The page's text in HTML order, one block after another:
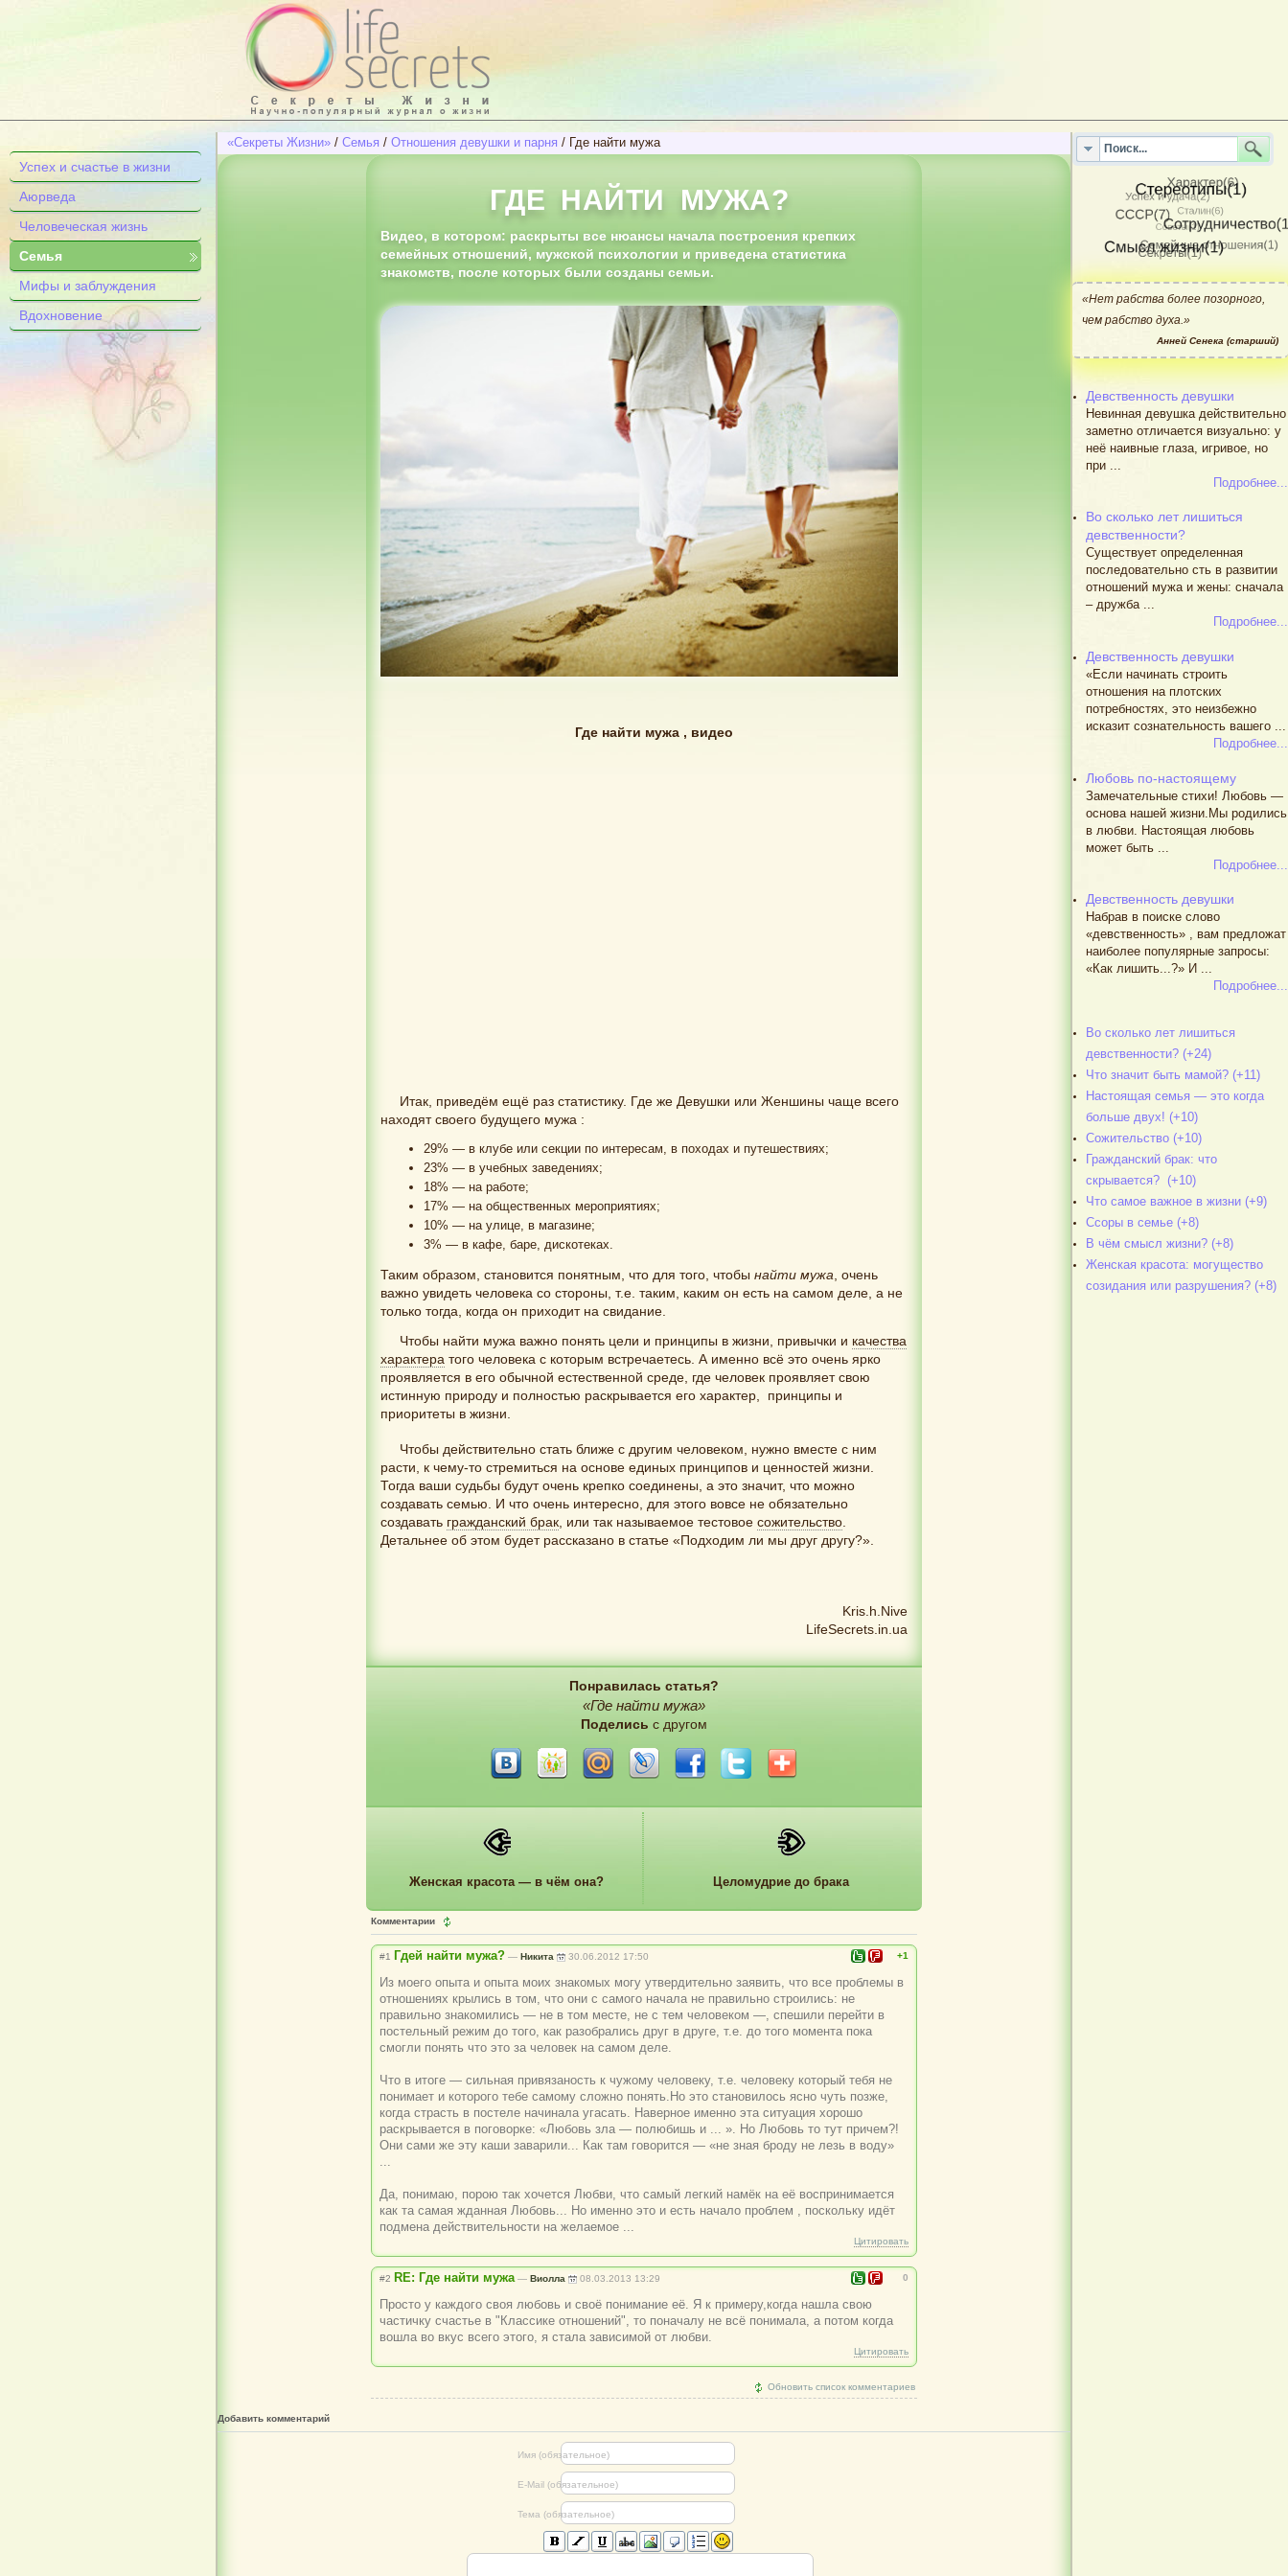
«Секреты Жизни» / Семья / Отношения девушки и парня / Где найти мужа
ГДЕ НАЙТИ МУЖА?
Видео, в котором: раскрыты все нюансы начала построения крепких
семейных отношений, мужской психологии и приведена статистика
знакомств, после которых были созданы семьи.
Где найти мужа , видео
Итак, приведём ещё раз статистику. Где же Девушки или Женшины чаще всего
находят своего будущего мужа :
29% — в клубе или секции по интересам, в походах и путешествиях;
23% — в учебных заведениях;
18% — на работе;
17% — на общественных мероприятиях;
10% — на улице, в магазине;
3% — в кафе, баре, дискотеках.
Таким образом, становится понятным, что для того, чтобы найти мужа , очень
важно увидеть человека со стороны, т.е. таким, каким он есть на самом деле, а не
только тогда, когда он приходит на свидание.
Чтобы найти мужа важно понять цели и принципы в жизни, привычки и качества
характера того человека с которым встречаетесь. А именно всё это очень ярко
проявляется в его обычной естественной среде, где человек проявляет свою
истинную природу и полностью раскрывается его характер, принципы и
приоритеты в жизни.
Чтобы действительно стать ближе с другим человеком, нужно вместе с ним
расти, к чему-то стремиться на основе единых принципов и ценностей жизни.
Тогда ваши судьбы будут очень крепко соединены, а это значит, что можно
создавать семью. И что очень интересно, для этого вовсе не обязательно
создавать гражданский брак, или так называемое тестовое сожительство.
Детальнее об этом будет рассказано в статье «Подходим ли мы друг другу?».
Kris.h.Nive
LifeSecrets.in.ua
Понравилась статья?
«Где найти мужа»
Поделись с другом
Женская красота — в чём она? Целомудрие до брака
Комментарии
+1
#1 Гдей найти мужа? — Никита 30.06.2012 17:50
Из моего опыта и опыта моих знакомых могу утвердительно заявить, что все проблемы в
отношениях крылись в том, что они с самого начала не правильно строились: не
правильно знакомились — не в том месте, не с тем человеком —, спешили перейти в
постельный режим до того, как разобрались друг в друге, т.е. до того момента пока
смогли понять что это за человек на самом деле.
Что в итоге — сильная привязаность к чужому человеку, т.е. человеку который тебя не
понимает и которого тебе самому сложно понять.Но это становилось ясно чуть позже,
когда страсть в постеле начинала угасать. Наверное именно эта ситуация хорошо
раскрывается в поговорке: «Любовь зла — полюбишь и ... ». Но Любовь то тут причем?!
Они сами же эту каши заварили... Как там говорится — «не зная броду не лезь в воду»
...
Да, понимаю, порою так хочется Любви, что самый легкий намёк на её воспринимается
как та самая жданная Любовь... Но именно это и есть начало проблем , поскольку идёт
подмена действительности на желаемое ...
Цитировать
0
#2 RE: Где найти мужа — Виолла 08.03.2013 13:29
Просто у каждого своя любовь и своё понимание её. Я к примеру,когда нашла свою
частичку счастье в "Классике отношений", то поначалу не всё понимала, а потом когда
вошла во вкус всего этого, я стала зависимой от любви.
Цитировать
Обновить список комментариев
Добавить комментарий
Имя (обязательное)
E-Mail (обязательное)
Тема (обязательное)
Успех и счастье в жизни
Аюрведа
Человеческая жизнь
Семья
Мифы и заблуждения
Вдохновение
«Нет рабства более позорного,
чем рабство духа.»
Анней Сенека (старший)
Девственность девушки
Невинная девушка действительно
заметно отличается визуально: у
неё наивные глаза, игривое, но
при ...
Подробнее...
Во сколько лет лишиться
девственности?
Существует определенная
последовательно сть в развитии
отношений мужа и жены: сначала
– дружба ...
Подробнее...
Девственность девушки
«Если начинать строить
отношения на плотских
потребностях, это неизбежно
исказит сознательность вашего ...
Подробнее...
Любовь по-настоящему
Замечательные стихи! Любовь —
основа нашей жизни.Мы родились
в любви. Настоящая любовь
может быть ...
Подробнее...
Девственность девушки
Набрав в поиске слово
«девственность» , вам предложат
наиболее популярные запросы:
«Как лишить...?» И ...
Подробнее...
Во сколько лет лишиться
девственности? (+24)
Что значит быть мамой? (+11)
Настоящая семья — это когда
больше двух! (+10)
Сожительство (+10)
Гражданский брак: что
скрывается? (+10)
Что самое важное в жизни (+9)
Ссоры в семье (+8)
В чём смысл жизни? (+8)
Женская красота: могущество
созидания или разрушения? (+8)